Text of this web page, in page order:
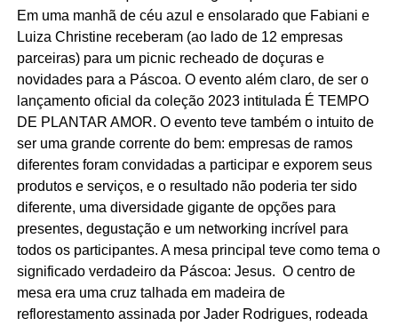
Em uma manhã de céu azul e ensolarado que Fabiani e
Luiza Christine receberam (ao lado de 12 empresas
parceiras) para um picnic recheado de doçuras e
novidades para a Páscoa. O evento além claro, de ser o
lançamento oficial da coleção 2023 intitulada É TEMPO
DE PLANTAR AMOR. O evento teve também o intuito de
ser uma grande corrente do bem: empresas de ramos
diferentes foram convidadas a participar e exporem seus
produtos e serviços, e o resultado não poderia ter sido
diferente, uma diversidade gigante de opções para
presentes, degustação e um networking incrível para
todos os participantes. A mesa principal teve como tema o
significado verdadeiro da Páscoa: Jesus. O centro de
mesa era uma cruz talhada em madeira de
reflorestamento assinada por Jader Rodrigues, rodeada